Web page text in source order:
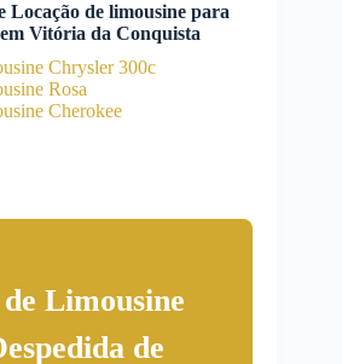
Locação de limousine para
em Vitória da Conquista
Chrysler 300c
Rosa
Cherokee
Limousine
de